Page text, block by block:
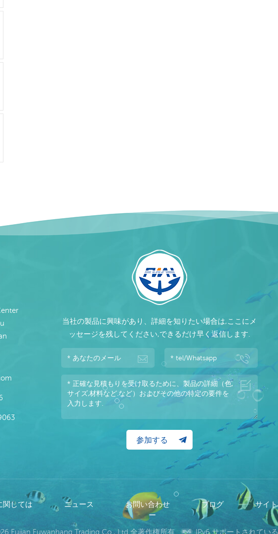
当社の製品に興味があり、詳細を知りたい場合は,ここにメ
ッセージを残してください,できるだけ早く返信します.
関しては ニュース お問い合わせ ブログ サイ
ー
Fujian Fuwanhang Trading Co., Ltd 全著作権所有. IPv6 サポートされてい